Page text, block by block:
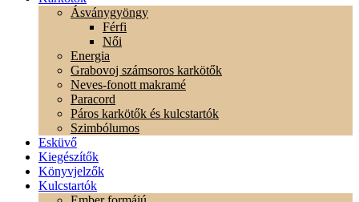
Ásványgyöngy
Férfi
Női
Energia
Grabovoj számsoros karkötők
Neves-fonott makramé
Paracord
Páros karkötők és kulcstartók
Szimbólumos
Esküvő
Kiegészítők
Könyvjelzők
Kulcstartók